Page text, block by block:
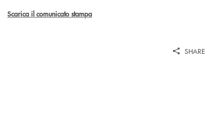
Scarica il comunicato stampa
SHARE